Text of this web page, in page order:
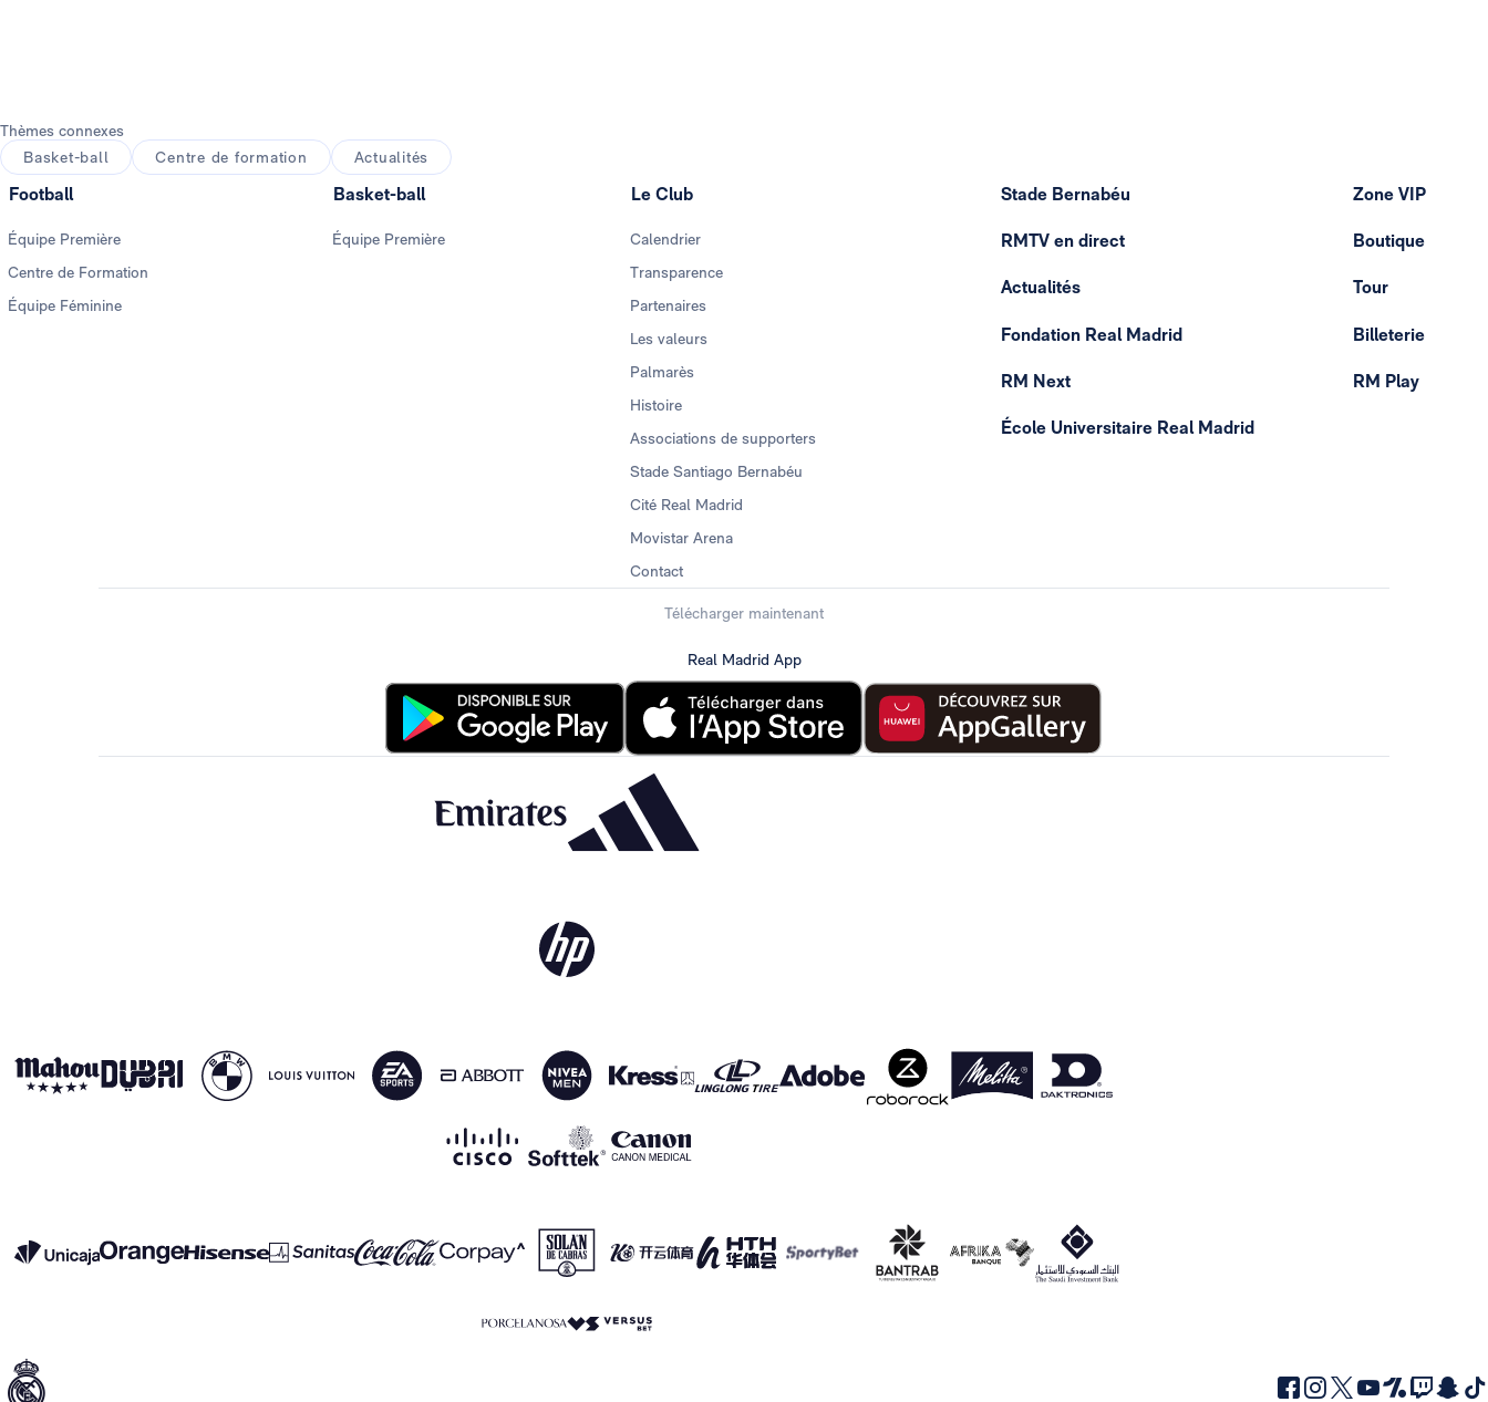
Thèmes connexes
Basket-ball
Centre de formation Actualités
Football
Équipe Première
Centre de Formation
Équipe Féminine
Basket-ball
Équipe Première
Le Club
Calendrier
Transparence
Partenaires
Les valeurs
Palmarès
Histoire
Associations de supporters
Stade Santiago Bernabéu
Cité Real Madrid
Movistar Arena
Contact
Stade Bernabéu
RMTV en direct
Actualités
Fondation Real Madrid
RM Next
École Universitaire Real Madrid
Zone VIP
Boutique
Tour
Billeterie
RM Play
Télécharger maintenant
Real Madrid App